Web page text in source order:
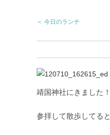
＜ 今日のランチ
靖国神社にきました！
参拝して散歩してると